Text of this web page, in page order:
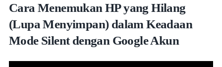
Cara Menemukan HP yang Hilang
(Lupa Menyimpan) dalam Keadaan
Mode Silent dengan Google Akun